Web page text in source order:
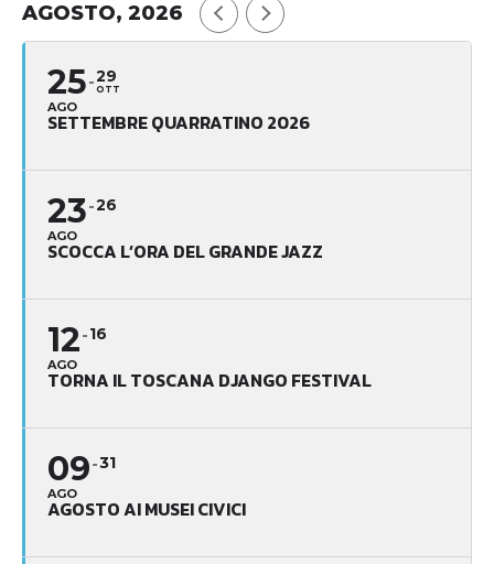
AGOSTO, 2026
25
AGO
29
OTT
SETTEMBRE QUARRATINO 2026
23
AGO
26
SCOCCA L’ORA DEL GRANDE JAZZ
12
AGO
16
TORNA IL TOSCANA DJANGO FESTIVAL
09
AGO
31
AGOSTO AI MUSEI CIVICI